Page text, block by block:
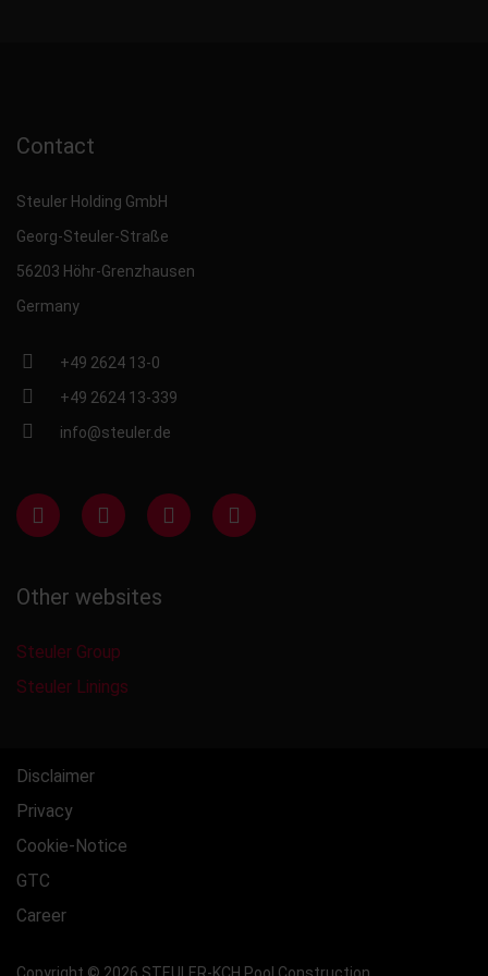
Contact
Steuler Holding GmbH
Georg-Steuler-Straße
56203 Höhr-Grenzhausen
Germany
+49 2624 13-0
+49 2624 13-339
info@steuler.de
Other websites
Steuler Group
Steuler Linings
Disclaimer
Privacy
Cookie-Notice
GTC
Career